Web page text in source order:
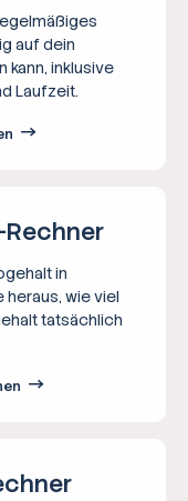
auf dein
kann, inklusive
Laufzeit.
in
wie viel
tatsächlich